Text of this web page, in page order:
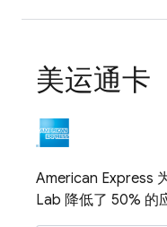
美运通卡
American Express
Lab 降低了 50% 的